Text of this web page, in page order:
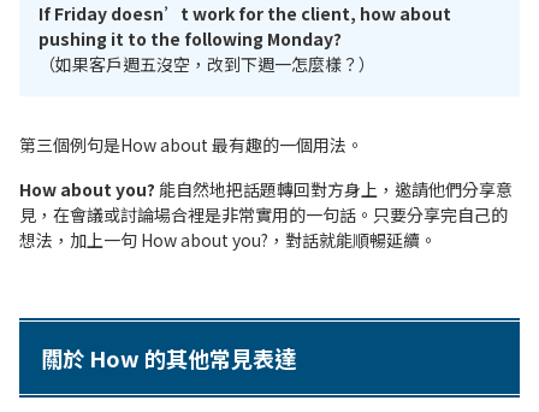
If Friday doesn’t work for the client, how about
pushing it to the following Monday?
（如果客戶週五沒空，改到下週一怎麼樣？）
第三個例句是How about 最有趣的一個用法。
How about you? 能自然地把話題轉回對方身上，邀請他們分享意
見，在會議或討論場合裡是非常實用的一句話。只要分享完自己的
想法，加上一句 How about you?，對話就能順暢延續。
關於 How 的其他常見表達